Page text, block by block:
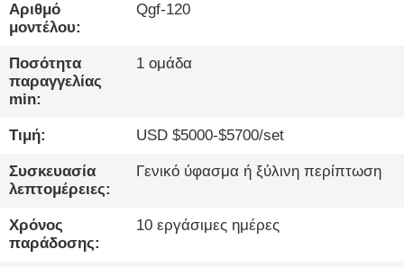
ΠΟΙΟΤΙΚΌΣ
ΈΛΕΓΧΟΣ
ΜΑΣ
ΕΛΆΤΕ
ΣΕ
ΕΠΑΦΉ
ΜΕ
Αριθμό
μοντέλου:
Qgf-120
Ποσότητα
παραγγελίας
min:
1 ομάδα
Τιμή: USD $5000-$5700/set
Συσκευασία
λεπτομέρειες:
Γενικό ύφασμα ή ξύλινη περίπτωση
Χρόνος
παράδοσης:
10 εργάσιμες ημέρες